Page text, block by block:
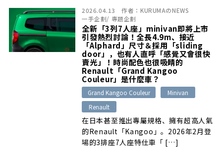
2026.04.13 作者： KURUMAのNEWS
一手企劃/ 專題企劃
全新「3列7人座」minivan即將上市
引發熱烈討論！全長4.9m、接近
「Alphard」尺寸＆採用「sliding
door」，也有人直呼「感覺又會很快
賣光」！時尚配色也很吸睛的
Renault「Grand Kangoo
Couleur」是什麼車？
Grand Kangoo Couleur
Minivan
Renault
在日本甚至推出專屬規格、擁有超高人氣
的Renault「Kangoo」。2026年2月登
場的3排座7人座特仕車「 […]